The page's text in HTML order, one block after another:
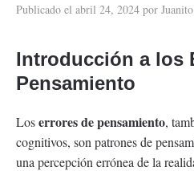
Publicado el abril 24, 2024 por
Introducción a los
Pensamiento
Loserrores de pensamiento,
cognitivos, son patrones de
una percepción errónea de la